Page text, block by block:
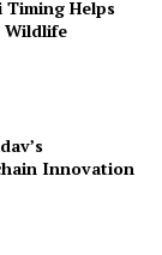
Timing Helps
Wildlife
Innovation